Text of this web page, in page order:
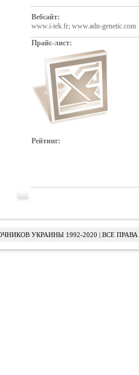
Вебсайт:
www.i-tek.fr; www.adn-genetic.com
Прайс-лист:
Рейтинг:
УКРАИНЫ 1992-2020 | ВСЕ